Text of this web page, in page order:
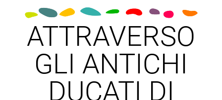
ATTRAVERSO
GLI ANTICHI
DUCATI DI